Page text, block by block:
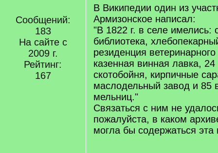
Сообщений:
183
На сайте с
2009 г.
Рейтинг:
167
В Википедии один из
Армизонское написал:
"В 1822 г. в селе имелись:
библиотека,
резиденция
казенная винная лавка,
скотобойня, кирпичные
маслодельный завод и 85
мельниц."
Связаться с ним не
пожалуйста, в каком
могла бы содержаться